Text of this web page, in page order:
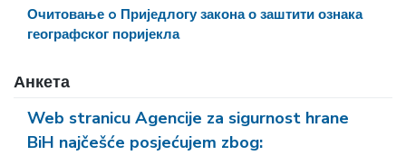
Очитовање o Приједлогу закона о заштити ознака
географског поријекла
Анкета
Web stranicu Agencije za sigurnost hrane
BiH najčešće posjećujem zbog: